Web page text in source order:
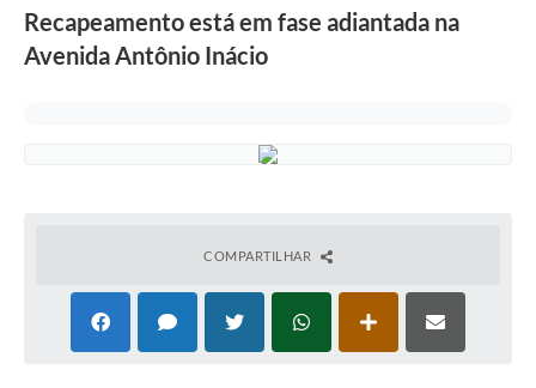
Recapeamento está em fase adiantada na
Avenida Antônio Inácio
COMPARTILHAR